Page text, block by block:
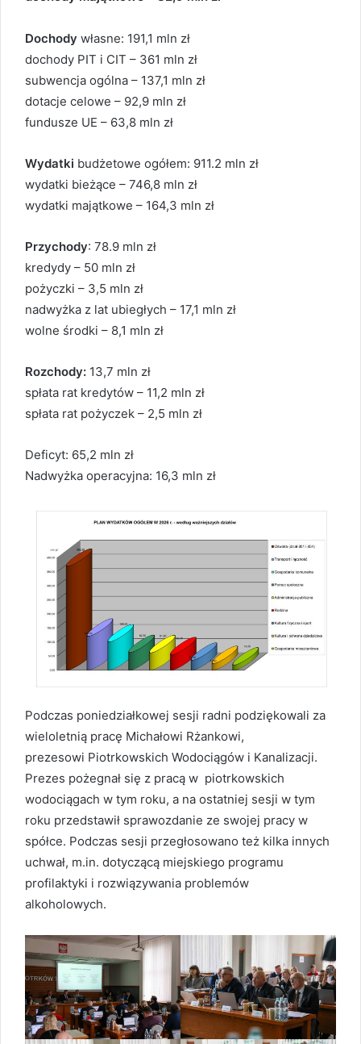
Dochody własne: 191,1 mln zł
dochody PIT i CIT – 361 mln zł
subwencja ogólna – 137,1 mln zł
dotacje celowe – 92,9 mln zł
fundusze UE – 63,8 mln zł
Wydatki budżetowe ogółem: 911.2 mln zł
wydatki bieżące – 746,8 mln zł
wydatki majątkowe – 164,3 mln zł
Przychody: 78.9 mln zł
kredydy – 50 mln zł
pożyczki – 3,5 mln zł
nadwyżka z lat ubiegłych – 17,1 mln zł
wolne środki – 8,1 mln zł
Rozchody: 13,7 mln zł
spłata rat kredytów – 11,2 mln zł
spłata rat pożyczek – 2,5 mln zł
Deficyt: 65,2 mln zł
Nadwyżka operacyjna: 16,3 mln zł
Podczas poniedziałkowej sesji radni podziękowali za
wieloletnią pracę Michałowi Rżankowi,
prezesowi Piotrkowskich Wodociągów i Kanalizacji.
Prezes pożegnał się z pracą w piotrkowskich
wodociągach w tym roku, a na ostatniej sesji w tym
roku przedstawił sprawozdanie ze swojej pracy w
spółce. Podczas sesji przegłosowano też kilka innych
uchwał, m.in. dotyczącą miejskiego programu
profilaktyki i rozwiązywania problemów
alkoholowych.